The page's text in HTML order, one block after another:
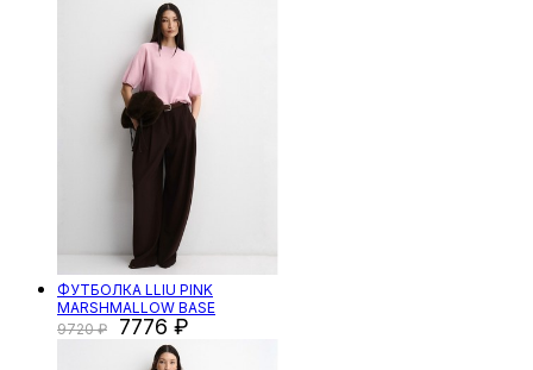
ФУТБОЛКА LLIU PINK
MARSHMALLOW BASE
9720
7776